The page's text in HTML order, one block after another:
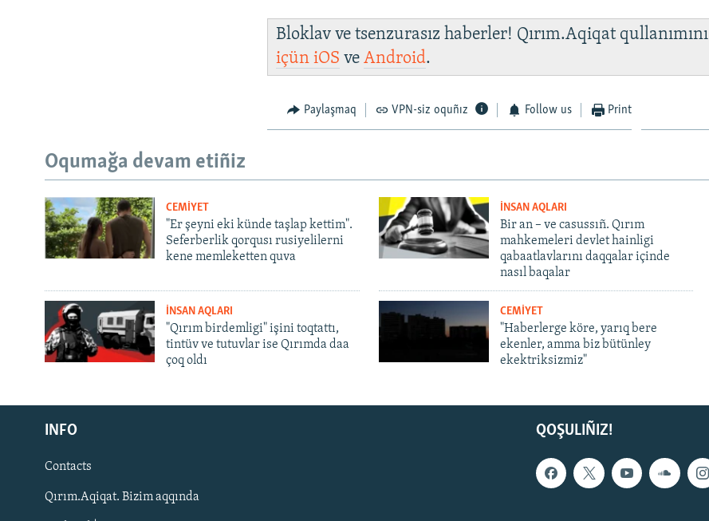
Русский
Українською
QOŞULIÑIZ!
Bloklav ve tsenzurasız haberler! Qırım.Aqiqat qullanımını
içüniOS veAndroid.
Paylaşmaq VPN-siz oquñız Follow us Print
Oqumağa devam etiñiz
CEMİYET
"Er şeyni eki künde taşlap kettim".
Seferberlik qorqusı rusiyelilerni
kene memleketten quva
İNSAN AQLARI
Bir an – ve casussıñ. Qırım
mahkemeleri devlet hainligi
qabaatlavlarını daqqalar içinde
nasıl baqalar
İNSAN AQLARI
"Qırım birdemligi" işini toqtattı,
tintüv ve tutuvlar ise Qırımda daa
çoq oldı
CEMİYET
"Haberlerge köre, yarıq bere
ekenler, amma biz bütünley
ekektriksizmiz"
QOŞULIÑIZ!
INFO
Contacts
Qırım.Aqiqat. Bizim aqqında